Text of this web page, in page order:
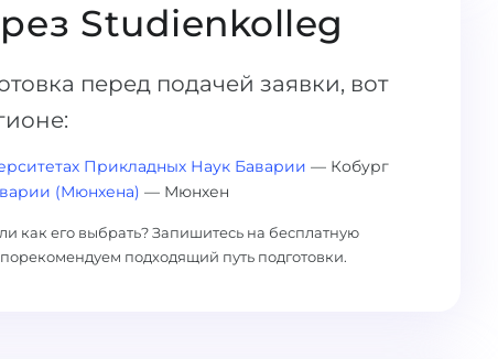
Studienkolleg
перед подачей заявки, вот
Прикладных Наук Баварии — Кобург
(Мюнхена) — Мюнхен
как его выбрать? Запишитесь на бесплатную
подходящий путь подготовки.